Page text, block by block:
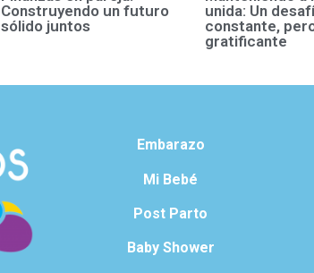
Construyendo un futuro
sólido juntos
unida: Un
constante,
gratificante
Embarazo
Mi Bebé
Post Parto
Baby Shower